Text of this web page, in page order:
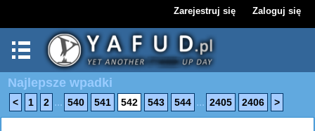
Zarejestruj się Zaloguj się
Najlepsze wpadki
< 1 2 ... 540 541 542 543 544 ... 2405 2406 >